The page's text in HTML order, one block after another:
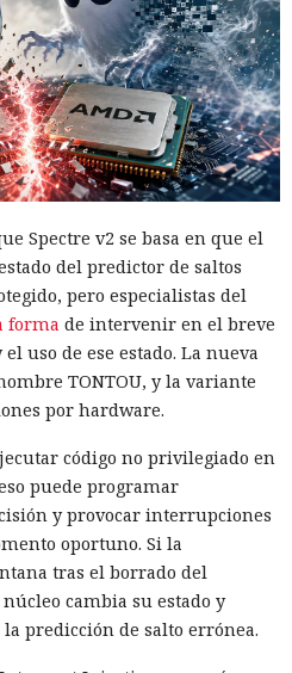
Spectre v2 se basa en que el
del predictor de saltos
pero especialistas del
forma de intervenir en el breve
uso de ese estado. La nueva
TONTOU, y la variante
por hardware.
código no privilegiado en
puede programar
y provocar interrupciones
oportuno. Si la
tras el borrado del
cambia su estado y
predicción de salto errónea.